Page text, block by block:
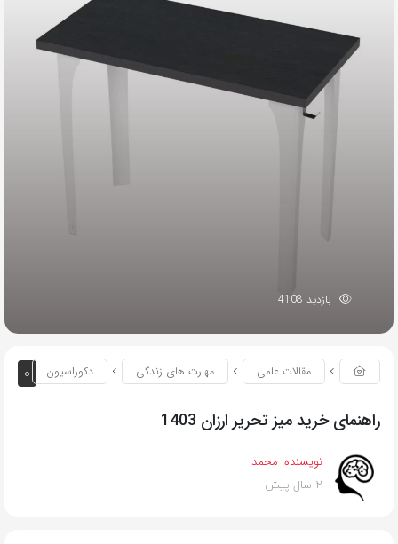
بازدید 4108
0 مقالات علمی مهارت های زندگی دکوراسیون
راهنمای خرید میز تحریر ارزان 1403
نویسنده: محمد
2 سال پیش